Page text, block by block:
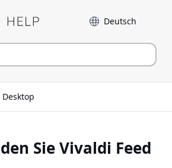
Sprache
Sie Vivaldi Feed